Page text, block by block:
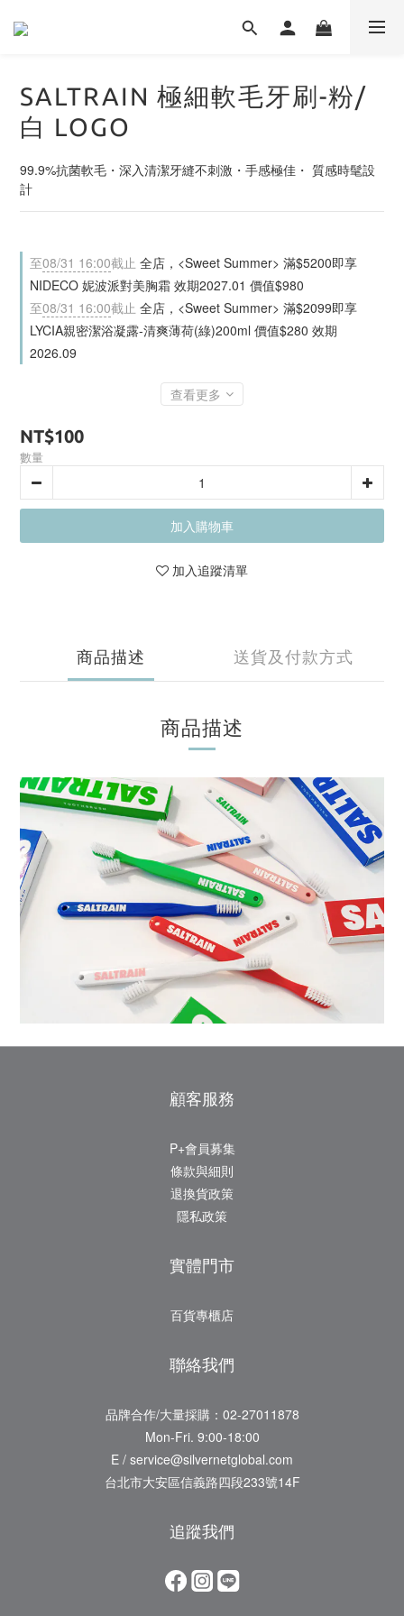
SALTRAIN 極細軟毛牙刷-粉/
白 LOGO
99.9%抗菌軟毛・深入清潔牙縫不刺激・手感極佳・ 質感時髦設
計
至08/31 16:00截止 全店，<Sweet Summer> 滿$5200即享
NIDECO 妮波派對美胸霜 效期2027.01 價值$980
至08/31 16:00截止 全店，<Sweet Summer> 滿$2099即享
LYCIA親密潔浴凝露-清爽薄荷(綠)200ml 價值$280 效期
2026.09
查看更多
NT$100
數量
加入購物車
加入追蹤清單
商品描述 送貨及付款方式
商品描述
顧客服務
P+會員募集
條款與細則
退換貨政策
隱私政策
實體門市
百貨專櫃店
聯絡我們
品牌合作/大量採購：02-27011878
Mon-Fri. 9:00-18:00
E / service@silvernetglobal.com
台北市大安區信義路四段233號14F
追蹤我們